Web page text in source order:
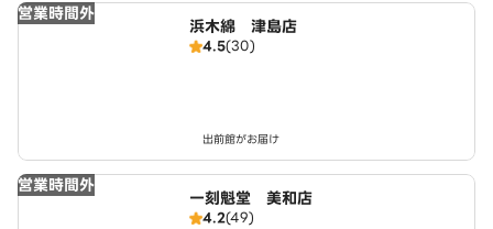
営業時間外
浜木綿 津島店
4.5(30)
出前館がお届け
営業時間外
一刻魁堂 美和店
4.2(49)